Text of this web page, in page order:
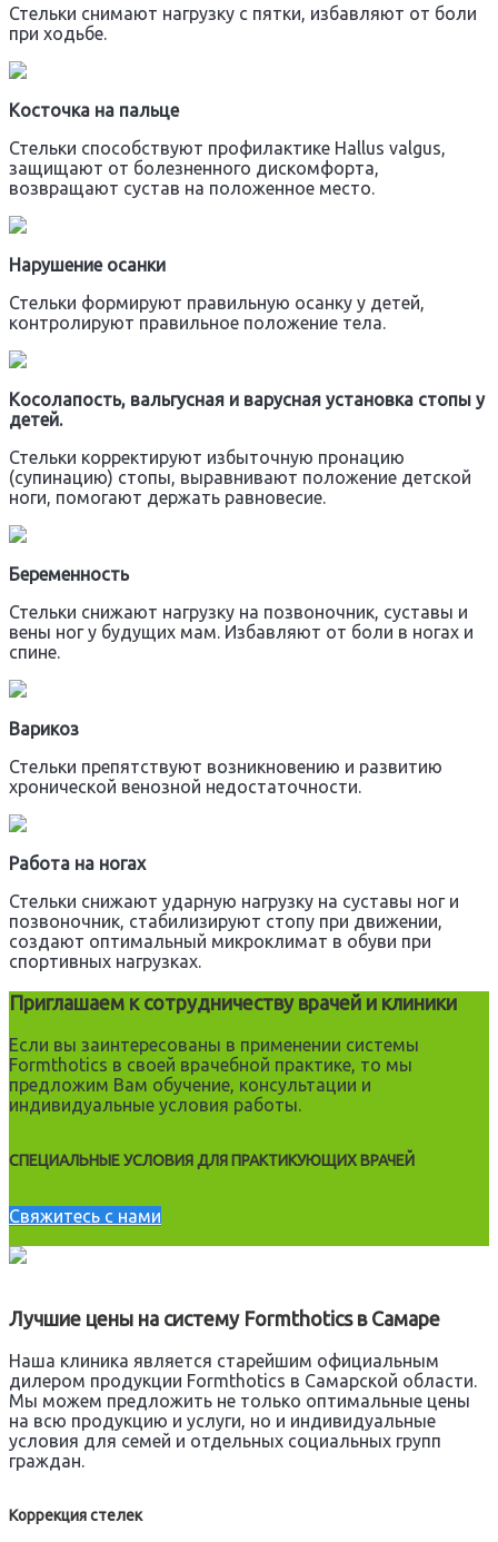
Стельки снимают нагрузку с пятки, избавляют от боли
при ходьбе.
Косточка на пальце
Стельки способствуют профилактике Hallus valgus,
защищают от болезненного дискомфорта,
возвращают сустав на положенное место.
Нарушение осанки
Стельки формируют правильную осанку у детей,
контролируют правильное положение тела.
Косолапость, вальгусная и варусная установка стопы у
детей.
Стельки корректируют избыточную пронацию
(супинацию) стопы, выравнивают положение детской
ноги, помогают держать равновесие.
Беременность
Стельки снижают нагрузку на позвоночник, суставы и
вены ног у будущих мам. Избавляют от боли в ногах и
спине.
Варикоз
Стельки препятствуют возникновению и развитию
хронической венозной недостаточности.
Работа на ногах
Стельки снижают ударную нагрузку на суставы ног и
позвоночник, стабилизируют стопу при движении,
создают оптимальный микроклимат в обуви при
спортивных нагрузках.
Приглашаем к сотрудничеству врачей и клиники
Если вы заинтересованы в применении системы
Formthotics в своей врачебной практике, то мы
предложим Вам обучение, консультации и
индивидуальные условия работы.
СПЕЦИАЛЬНЫЕ УСЛОВИЯ ДЛЯ ПРАКТИКУЮЩИХ ВРАЧЕЙ
Свяжитесь с нами
Лучшие цены на систему Formthotics в Самаре
Наша клиника является старейшим официальным
дилером продукции Formthotics в Самарской области.
Мы можем предложить не только оптимальные цены
на всю продукцию и услуги, но и индивидуальные
условия для семей и отдельных социальных групп
граждан.
Коррекция стелек